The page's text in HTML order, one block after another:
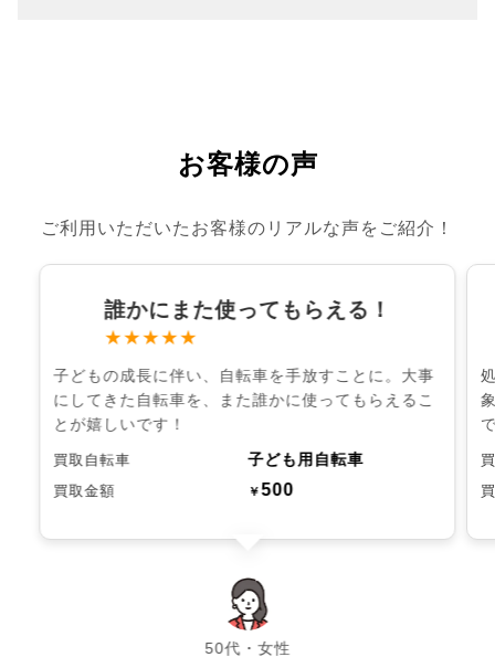
お客様の声
ご利用いただいたお客様のリアルな声をご紹介！
誰かにまた使ってもらえる！
★★★★★
子どもの成長に伴い、自転車を手放すことに。大事
にしてきた自転車を、また誰かに使ってもらえるこ
とが嬉しいです！
買取自転車 子ども用自転車
買取金額 ￥500
50代・女性
chevron_left chevron_right